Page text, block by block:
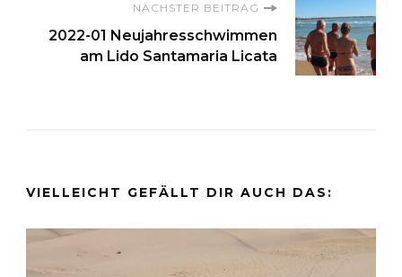
NÄCHSTER BEITRAG
2022-01 Neujahresschwimmen
am Lido Santamaria Licata
VIELLEICHT GEFÄLLT DIR AUCH DAS: